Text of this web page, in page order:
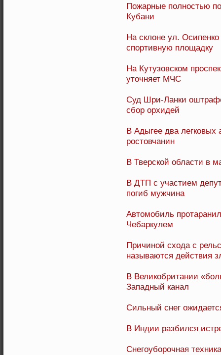
Пожарные полностью
Кубани
На склоне ул.
спортивную площадку
На Кутузовском
уточняет МЧС
Суд Шри-Ланки
сбор орхидей
В Адыгее два легковых
ростовчанин
В Тверской области в
В ДТП с участием
погиб мужчина
Автомобиль
Чебаркулем
Причиной схода с
называются действия
В Великобритании
Западный канал
Сильный снег
В Индии разбился
Снегоуборочная